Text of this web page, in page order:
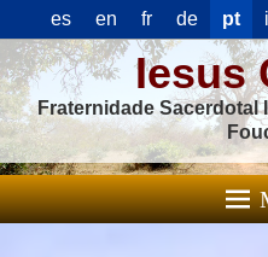
es en fr de pt
Iesus
Fraternidade Sacerdotal